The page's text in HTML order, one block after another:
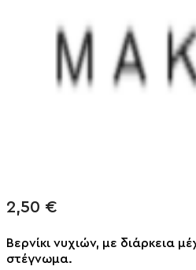
2,50 €
Βερνίκι νυχιών, με διάρκεια
στέγνωμα.